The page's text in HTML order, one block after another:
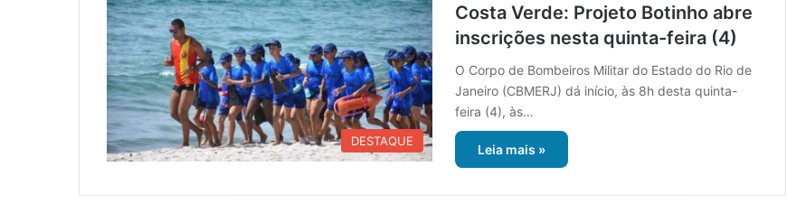
DESTAQUE
Costa Verde: Projeto Botinho abre
inscrições nesta quinta-feira (4)
O Corpo de Bombeiros Militar do Estado do Rio de
Janeiro (CBMERJ) dá início, às 8h desta quinta-
feira (4), às…
Leia mais »